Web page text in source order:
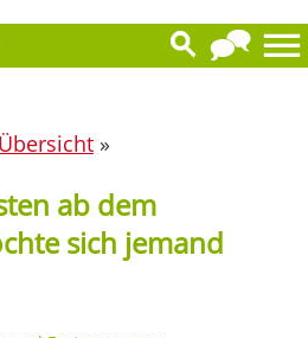
»
ab dem
sich jemand